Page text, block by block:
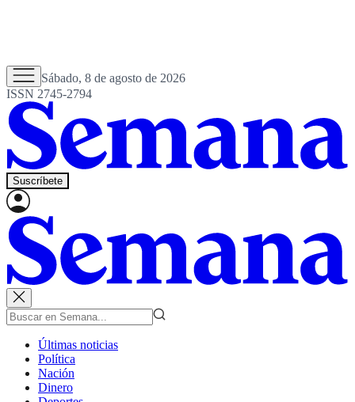
Sábado, 8 de agosto de 2026
ISSN 2745-2794
Suscríbete
Últimas noticias
Política
Nación
Dinero